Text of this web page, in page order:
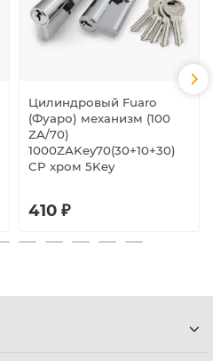
Цилиндровый Fuaro
(Фуаро) механизм (100
ZA/70)
1000ZAKey70(30+10+30)
CP хром 5Key
410 ₽